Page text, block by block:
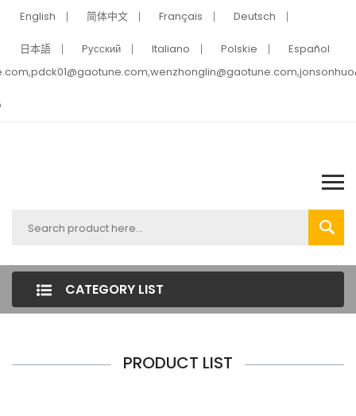
English 简体中文 Français Deutsch
日本語 Pусский Italiano Polskie
Español
CATEGORY LIST
PRODUCT LIST